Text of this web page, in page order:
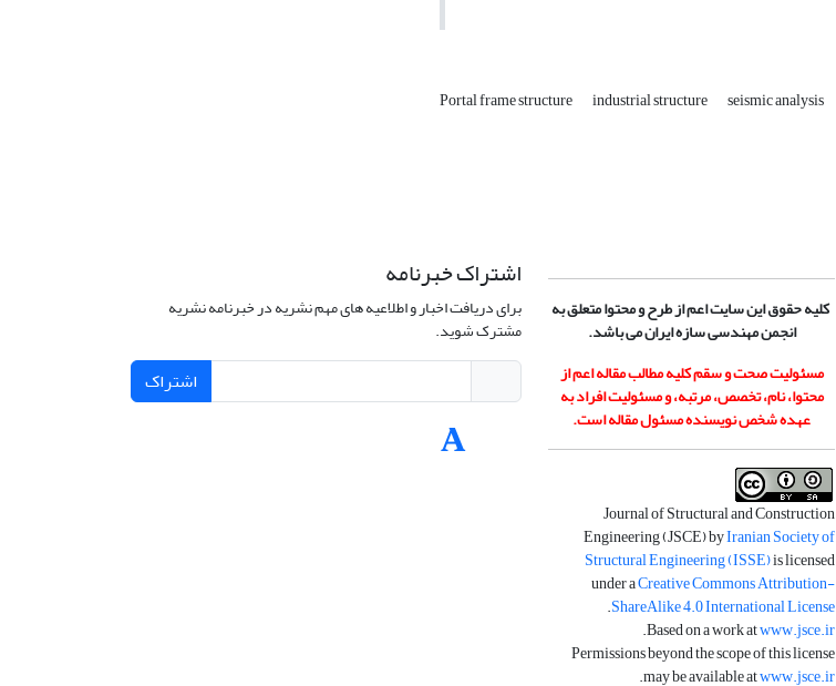
Portal frame structure industrial structure seismic analysis
کلیه حقوق این سایت اعم از طرح و محتوا متعلق به
انجمن مهندسی سازه ایران می باشد.
مسئولیت صحت و سقم کلیه مطالب مقاله اعم از
محتوا، نام، تخصص، مرتبه، و مسئولیت افراد به
عهده شخص نویسنده مسئول مقاله است.
Journal of Structural and Construction
Engineering (JSCE) byIranian Society of
Structural Engineering (ISSE)is licensed
under aCreative Commons Attribution-
ShareAlike 4.0 International License
.
Based on a work atwww.jsce.ir
.
Permissions beyond the scope of this license
may be available atwww.jsce.ir
.
اشتراک خبرنامه
برای دریافت اخبار و اطلاعیه های مهم نشریه در خبرنامه نشریه
مشترک شوید.
اشتراک